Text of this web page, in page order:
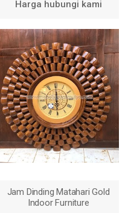
Harga hubungi kami
Jam Dinding Matahari Gold
Indoor Furniture